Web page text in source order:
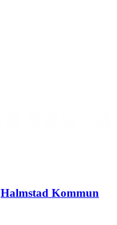
Halmstad Kommun